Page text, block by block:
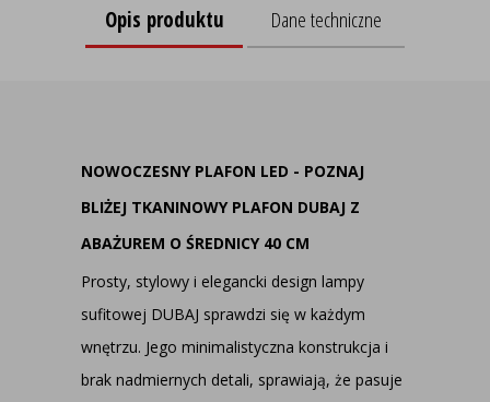
Opis produktu Dane techniczne
NOWOCZESNY PLAFON LED - POZNAJ
BLIŻEJ TKANINOWY PLAFON DUBAJ Z
ABAŻUREM O ŚREDNICY 40 CM
Prosty, stylowy i elegancki design lampy
sufitowej DUBAJ sprawdzi się w każdym
wnętrzu. Jego minimalistyczna konstrukcja i
brak nadmiernych detali, sprawiają, że pasuje